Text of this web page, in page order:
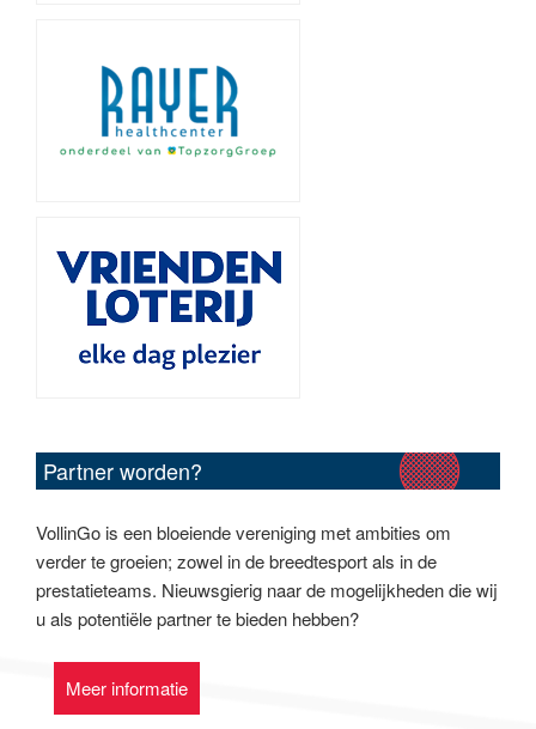
Partner worden?
VollinGo is een bloeiende vereniging met ambities om
verder te groeien; zowel in de breedtesport als in de
prestatieteams. Nieuwsgierig naar de mogelijkheden die wij
u als potentiële partner te bieden hebben?
Meer informatie